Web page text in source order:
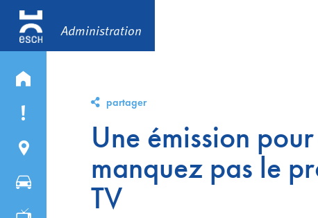
Administration
partager
Une émission
manquez pas le
TV